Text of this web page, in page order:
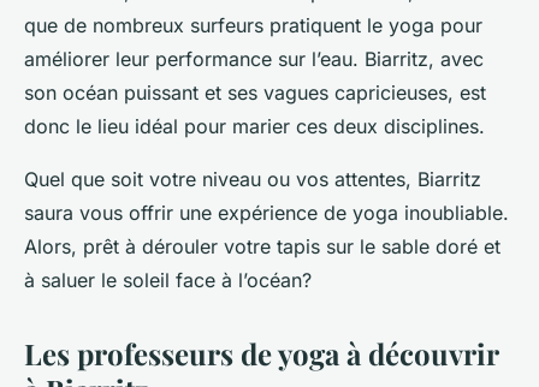
que de nombreux surfeurs pratiquent le yoga pour
améliorer leur performance sur l’eau. Biarritz, avec
son océan puissant et ses vagues capricieuses, est
donc le lieu idéal pour marier ces deux disciplines.
Quel que soit votre niveau ou vos attentes, Biarritz
saura vous offrir une expérience de yoga inoubliable.
Alors, prêt à dérouler votre tapis sur le sable doré et
à saluer le soleil face à l’océan?
Les professeurs de yoga à découvrir